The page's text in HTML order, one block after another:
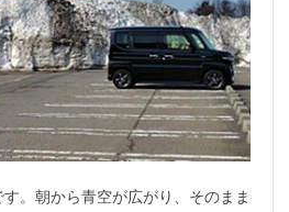
。朝から青空が広がり、そのまま